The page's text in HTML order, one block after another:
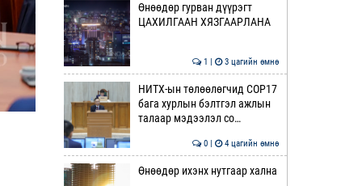
Өнөөдөр гурван дүүрэгт
ЦАХИЛГААН ХЯЗГААРЛАНА
1 | 3 цагийн өмнө
НИТХ-ын төлөөлөгчид COP17
бага хурлын бэлтгэл ажлын
талаар мэдээлэл со…
0 | 4 цагийн өмнө
Өнөөдөр ихэнх нутгаар хална